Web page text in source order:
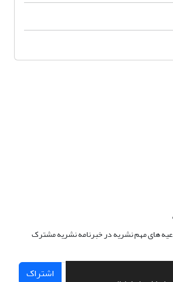
های مهم نشریه در خبرنامه نشریه مشترک
اشتراک